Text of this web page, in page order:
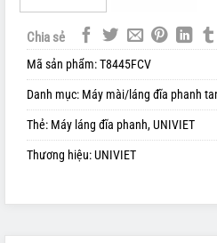
Chia sẻ
Mã sản phẩm:T8445FCV
Danh mục: Máy mài/láng đĩa phanh
Thẻ: Máy láng đĩa phanh,UNIVIET
Thương hiệu:UNIVIET